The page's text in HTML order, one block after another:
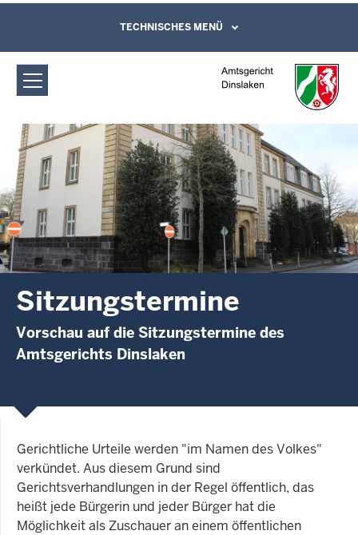
Amtsgericht Dinslaken:
Sitzungstermine
Direkt zum Inhalt
Leichte Sprache, Gebärdensprachenvideo
und Kontaktformular
TECHNISCHES MENÜ
Sitzungstermine
Vorschau auf die Sitzungstermine des
Amtsgerichts Dinslaken
Gerichtliche Urteile werden "im Namen des Volkes"
verkündet. Aus diesem Grund sind
Gerichtsverhandlungen in der Regel öffentlich, das
heißt jede Bürgerin und jeder Bürger hat die
Möglichkeit als Zuschauer an einem öffentlichen